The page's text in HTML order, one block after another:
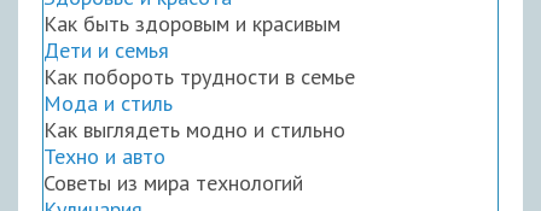
Как быть здоровым и красивым
Дети и семья
Как побороть трудности в семье
Мода и стиль
Как выглядеть модно и стильно
Техно и авто
Советы из мира технологий